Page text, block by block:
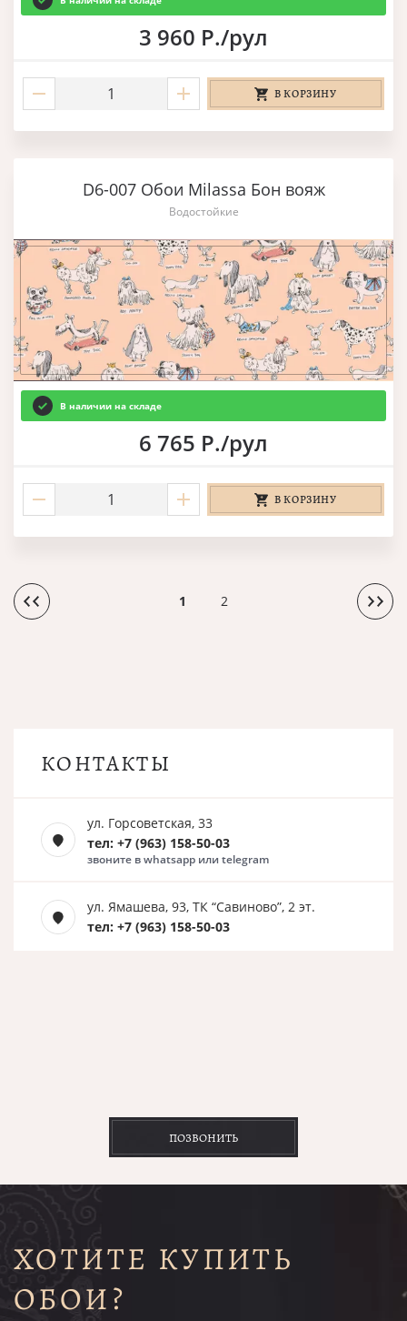
3 960 Р./рул
В КОРЗИНУ
D6-007 Обои Milassa Бон вояж
Водостойкие
В наличии на складе
6 765 Р./рул
В КОРЗИНУ
1 2
КОНТАКТЫ
ул. Горсоветская, 33
тел: +7 (963) 158-50-03
звоните в whatsapp или telegram
ул. Ямашева, 93, ТК “Савиново”, 2 эт.
тел: +7 (963) 158-50-03
ПОЗВОНИТЬ
ХОТИТЕ КУПИТЬ
ОБОИ?